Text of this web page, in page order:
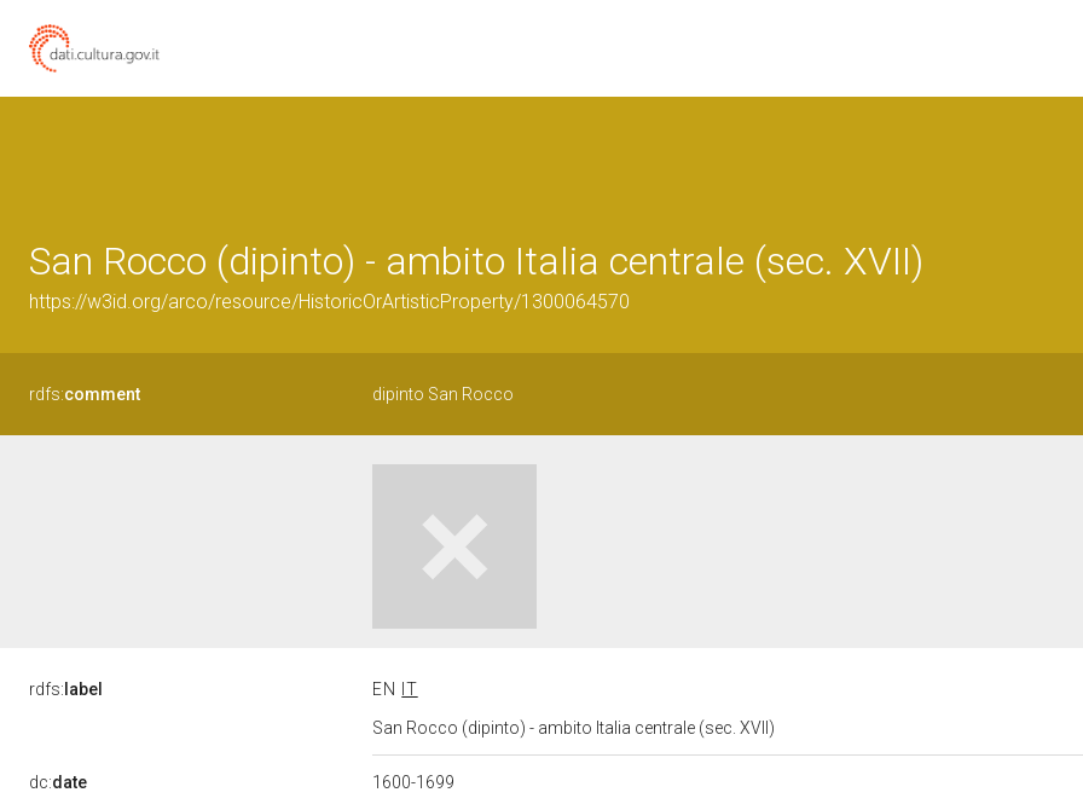
San Rocco (dipinto) - ambito Italia centrale (sec. XVII)
https://w3id.org/arco/resource/HistoricOrArtisticProperty/1300064570
rdfs:comment dipinto San Rocco
rdfs: label EN
IT
San Rocco (dipinto) - ambito Italia centrale (sec. XVII)
dc:date 1600-1699